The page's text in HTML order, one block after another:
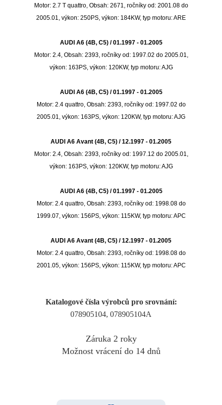
Motor: 2.7 T quattro, Obsah: 2671, ročníky od: 2001.08 do
2005.01, výkon: 250PS, výkon: 184KW, typ motoru: ARE
AUDI A6 (4B, C5) / 01.1997 - 01.2005
Motor: 2.4, Obsah: 2393, ročníky od: 1997.02 do 2005.01,
výkon: 163PS, výkon: 120KW, typ motoru: AJG
AUDI A6 (4B, C5) / 01.1997 - 01.2005
Motor: 2.4 quattro, Obsah: 2393, ročníky od: 1997.02 do
2005.01, výkon: 163PS, výkon: 120KW, typ motoru: AJG
AUDI A6 Avant (4B, C5) / 12.1997 - 01.2005
Motor: 2.4, Obsah: 2393, ročníky od: 1997.12 do 2005.01,
výkon: 163PS, výkon: 120KW, typ motoru: AJG
AUDI A6 (4B, C5) / 01.1997 - 01.2005
Motor: 2.4 quattro, Obsah: 2393, ročníky od: 1998.08 do
1999.07, výkon: 156PS, výkon: 115KW, typ motoru: APC
AUDI A6 Avant (4B, C5) / 12.1997 - 01.2005
Motor: 2.4 quattro, Obsah: 2393, ročníky od: 1998.08 do
2001.05, výkon: 156PS, výkon: 115KW, typ motoru: APC
Katalogové čísla výrobců pro srovnání:
078905104, 078905104A
Záruka 2 roky
Možnost vrácení do 14 dnů